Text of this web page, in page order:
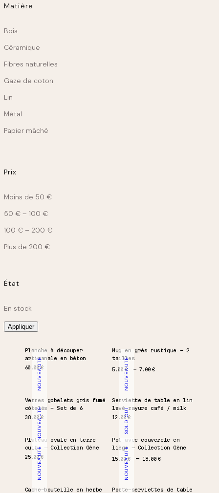
Matière
Matiere
Bois
Céramique
Fibres naturelles
Gaze de coton
Lin
Métal
Papier mâché
Prix
Moins de 50 €
50 € – 100 €
100 € – 200 €
Plus de 200 €
État
État
En stock
Appliquer
NOUVEAUTÉ
Planche à découper
artisanale en béton
60.00€ NOUVEAUTÉ
Mug en grès rustique – 2
tailles
5.00 € 7.00 €Plage de prix : 5.00 € à
NOUVEAUTÉ
Verres gobelets gris fumé
côtelés – Set de 6
38.00€ SOLD OUT
Serviette de table en lin
lavé rayure café / milk
12.00€
NOUVEAUTÉ
Plateau ovale en terre
cuite – Collection Gène
25.00€ NOUVEAUTÉ
Pot avec couvercle en
liège – Collection Gène
15.00€ 18.00 €Plage de prix : 15.00 €
Cache-bouteille en herbe
Porte-serviettes de table